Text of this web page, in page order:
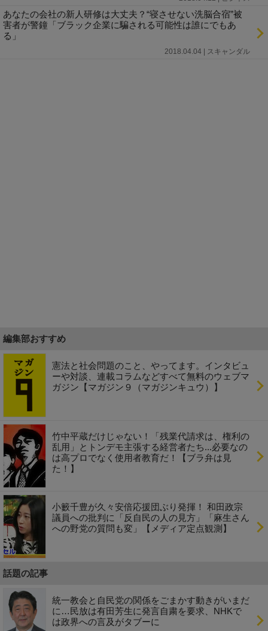
あなたの会社の新人研修は大丈夫？“寝させない洗脳合宿”被
害者が警鐘「ブラック企業に騙される可能性は誰にでもあ
る」
2018.04.04 | スキャンダル
編集部おすすめ
憲法と社会問題のこと、やってます。インタビュ
ーや対談、連載コラムなどすべて無料のウェブマ
ガジン【マガジン９（マガジンキュウ）】
竹中平蔵だけじゃない！「残業代請求は、権利の
乱用」とトンデモ主張する経営者たち...必要なの
は高プロでなく使用者教育だ！【ブラ弁は見
た！】
小籔千豊が久々安倍応援団ぶり発揮！ 和田政宗
議員への批判に「反自民の人の見方」「麻生さん
への野党の質問も変」【メディア定点観測】
話題の記事
統一教会と自民党の関係をごまかす動きがいまだ
に…民放は有田芳生に発言自粛を要求、NHKで
は政界への言及がタブーに